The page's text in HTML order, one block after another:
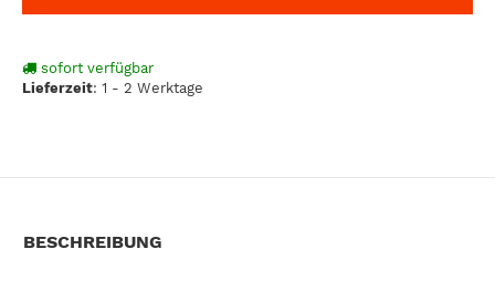
sofort verfügbar
Lieferzeit: 1 - 2 Werktage
BESCHREIBUNG